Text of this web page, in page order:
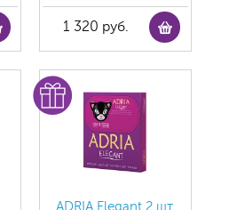
1 320 руб.